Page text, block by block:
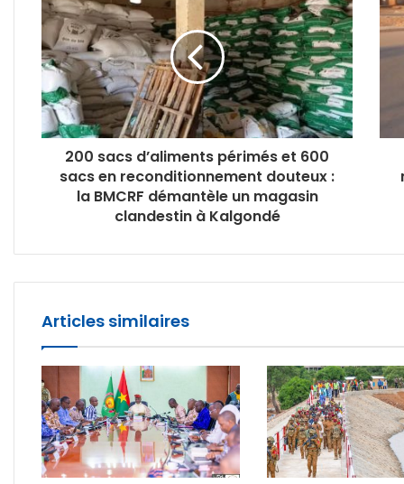
200 sacs d’aliments périmés et 600
sacs en reconditionnement douteux :
la BMCRF démantèle un magasin
clandestin à Kalgondé
Articles similaires